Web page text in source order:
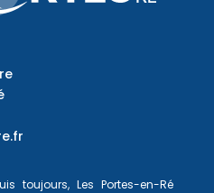
toujours, Les Portes-en-Ré